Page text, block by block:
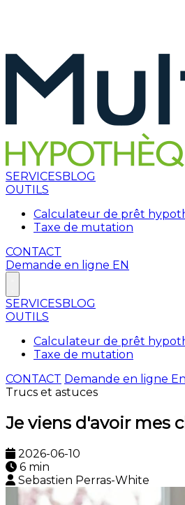
SERVICESBLOG
OUTILS
Calculateur de prêt
Taxe de mutation
CONTACT
Demande en ligne EN
SERVICESBLOG
OUTILS
Calculateur de prêt
Taxe de mutation
CONTACT Demande en ligne
Trucs et astuces
Je viens d'avoir mes
2026-06-10
6 min
Sebastien Perras-White